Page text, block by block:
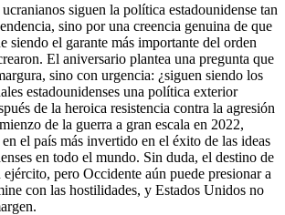
siguen la política estadounidense tan
sino por una creencia genuina de que
siendo el garante más importante del orden
El aniversario plantea una pregunta que
sino con urgencia: ¿siguen siendo los
estadounidenses una política exterior
de la heroica resistencia contra la agresión
de la guerra a gran escala en 2022,
el país más invertido en el éxito de las ideas
en todo el mundo. Sin duda, el destino de
pero Occidente aún puede presionar a
con las hostilidades, y Estados Unidos no